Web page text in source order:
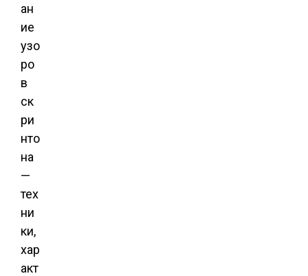
ан
ие
узо
ро
в
ск
ри
нто
на
—
тех
ни
ки,
хар
акт